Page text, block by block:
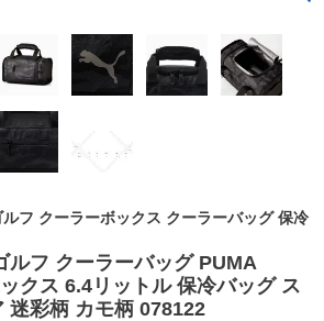
フ クーラーボックス クーラーバッグ 保冷
ルフ クーラーバッグ PUMA
クス 6.4リットル 保冷バッグ ス
迷彩柄 カモ柄 078122